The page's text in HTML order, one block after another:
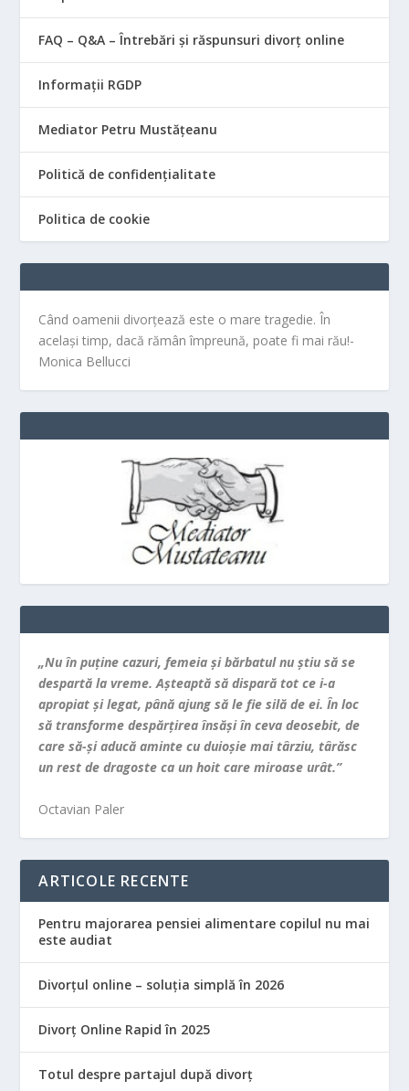
FAQ – Q&A – Întrebări și răspunsuri divorț online
Informații RGDP
Mediator Petru Mustățeanu
Politică de confidențialitate
Politica de cookie
Când oamenii divorțează este o mare tragedie. În
același timp, dacă rămân împreună, poate fi mai rău!-
Monica Bellucci
„Nu în puţine cazuri, femeia şi bărbatul nu ştiu să se
despartă la vreme. Aşteaptă să dispară tot ce i-a
apropiat şi legat, până ajung să le fie silă de ei. În loc
să transforme despărţirea însăşi în ceva deosebit, de
care să-şi aducă aminte cu duioşie mai târziu, târăsc
un rest de dragoste ca un hoit care miroase urât.”
Octavian Paler
ARTICOLE RECENTE
Pentru majorarea pensiei alimentare copilul nu mai
este audiat
Divorțul online – soluția simplă în 2026
Divorț Online Rapid în 2025
Totul despre partajul după divorț